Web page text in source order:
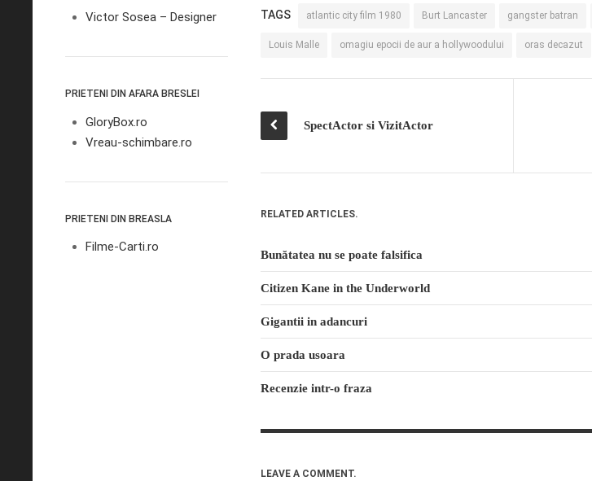
Victor Sosea – Designer
PRIETENI DIN AFARA BRESLEI
GloryBox.ro
Vreau-schimbare.ro
PRIETENI DIN BREASLA
Filme-Carti.ro
TAGS atlantic city film 1980 Burt Lancaster gangster batran
Louis Malle omagiu epocii de aur a hollywoodului oras decazut
SpectActor si VizitActor
RELATED ARTICLES.
Bunătatea nu se poate falsifica
Citizen Kane in the Underworld
Gigantii in adancuri
O prada usoara
Recenzie intr-o fraza
LEAVE A COMMENT.